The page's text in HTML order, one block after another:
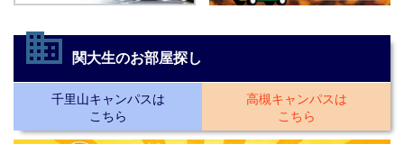
business 関大生のお部屋探し
千里山キャンパスは
こちら
高槻キャンパスは
こちら